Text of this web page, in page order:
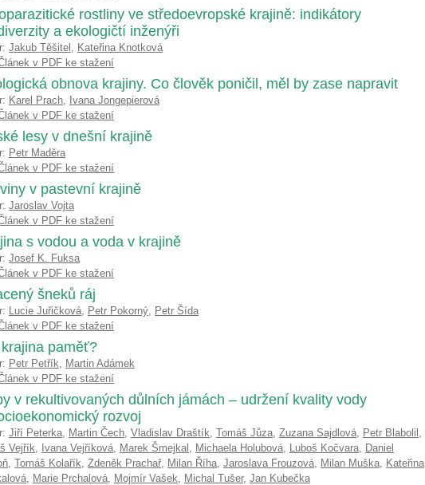
rostliny ve středoevropské krajině: indikátory
a ekologičtí inženýři
Jakub Těšitel , Kateřina Knotková
v PDF ke stažení
obnova krajiny. Co člověk poničil, měl by zase napravit
Karel Prach, Ivana Jongepierová
v PDF ke stažení
lesy v dnešní krajině
Petr Maděra
v PDF ke stažení
v pastevní krajině
Jaroslav Vojta
v PDF ke stažení
s vodou a voda v krajině
Josef K. Fuksa
v PDF ke stažení
šneků ráj
Lucie Juřičková, Petr Pokorný, Petr Šída
v PDF ke stažení
paměť?
Petr Petřík, Martin Adámek
v PDF ke stažení
v rekultivovaných důlních jámách – udržení kvality vody
rozvoj
Jiří Peterka, Martin Čech, Vladislav Draštík, Tomáš Jůza, Zuzana Sajdlová, Petr Blabolil ,
Vejřík, Ivana Vejříková, Marek Šmejkal , Michaela Holubová, Luboš Kočvara, Daniel
, Tomáš Kolařík, Zdeněk Prachař, Milan Říha, Jaroslava Frouzová, Milan Muška, Kateřina
, Marie Prchalová, Mojmír Vašek, Michal Tušer, Jan Kubečka